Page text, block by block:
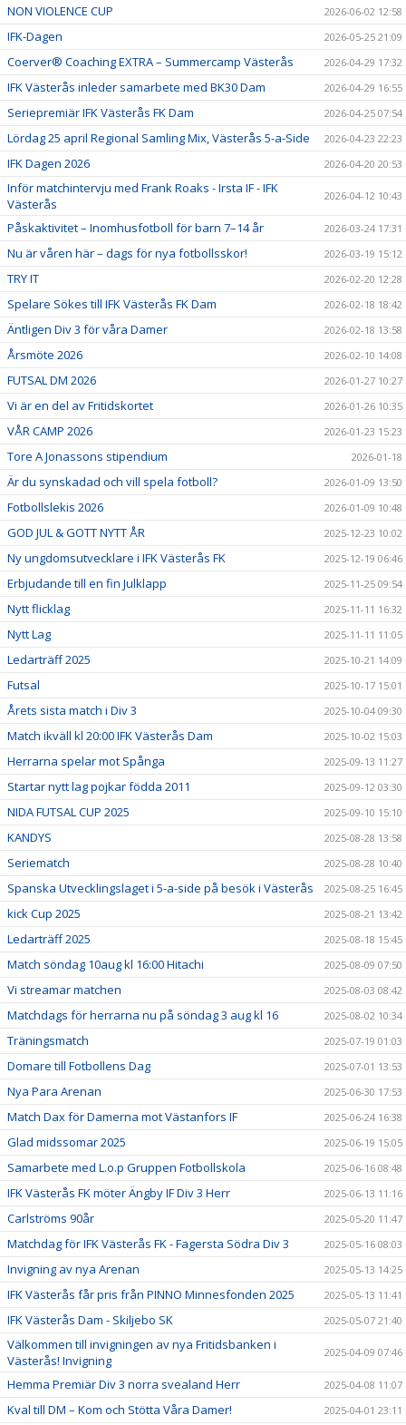
NON VIOLENCE CUP 2026-06-02 12:58
IFK-Dagen 2026-05-25 21:09
Coerver® Coaching EXTRA – Summercamp Västerås 2026-04-29 17:32
IFK Västerås inleder samarbete med BK30 Dam 2026-04-29 16:55
Seriepremiär IFK Västerås FK Dam 2026-04-25 07:54
Lördag 25 april Regional Samling Mix, Västerås 5-a-Side 2026-04-23 22:23
IFK Dagen 2026 2026-04-20 20:53
Inför matchintervju med Frank Roaks - Irsta IF - IFK
Västerås
2026-04-12 10:43
Påskaktivitet – Inomhusfotboll för barn 7–14 år 2026-03-24 17:31
Nu är våren här – dags för nya fotbollsskor! 2026-03-19 15:12
TRY IT 2026-02-20 12:28
Spelare Sökes till IFK Västerås FK Dam 2026-02-18 18:42
Äntligen Div 3 för våra Damer 2026-02-18 13:58
Årsmöte 2026 2026-02-10 14:08
FUTSAL DM 2026 2026-01-27 10:27
Vi är en del av Fritidskortet 2026-01-26 10:35
VÅR CAMP 2026 2026-01-23 15:23
Tore A Jonassons stipendium 2026-01-18
Är du synskadad och vill spela fotboll? 2026-01-09 13:50
Fotbollslekis 2026 2026-01-09 10:48
GOD JUL & GOTT NYTT ÅR 2025-12-23 10:02
Ny ungdomsutvecklare i IFK Västerås FK 2025-12-19 06:46
Erbjudande till en fin Julklapp 2025-11-25 09:54
Nytt flicklag 2025-11-11 16:32
Nytt Lag 2025-11-11 11:05
Ledarträff 2025 2025-10-21 14:09
Futsal 2025-10-17 15:01
Årets sista match i Div 3 2025-10-04 09:30
Match ikväll kl 20:00 IFK Västerås Dam 2025-10-02 15:03
Herrarna spelar mot Spånga 2025-09-13 11:27
Startar nytt lag pojkar födda 2011 2025-09-12 03:30
NIDA FUTSAL CUP 2025 2025-09-10 15:10
KANDYS 2025-08-28 13:58
Seriematch 2025-08-28 10:40
Spanska Utvecklingslaget i 5-a-side på besök i Västerås 2025-08-25 16:45
kick Cup 2025 2025-08-21 13:42
Ledarträff 2025 2025-08-18 15:45
Match söndag 10aug kl 16:00 Hitachi 2025-08-09 07:50
Vi streamar matchen 2025-08-03 08:42
Matchdags för herrarna nu på söndag 3 aug kl 16 2025-08-02 10:34
Träningsmatch 2025-07-19 01:03
Domare till Fotbollens Dag 2025-07-01 13:53
Nya Para Arenan 2025-06-30 17:53
Match Dax för Damerna mot Västanfors IF 2025-06-24 16:38
Glad midssomar 2025 2025-06-19 15:05
Samarbete med L.o.p Gruppen Fotbollskola 2025-06-16 08:48
IFK Västerås FK möter Ängby IF Div 3 Herr 2025-06-13 11:16
Carlströms 90år 2025-05-20 11:47
Matchdag för IFK Västerås FK - Fagersta Södra Div 3 2025-05-16 08:03
Invigning av nya Arenan 2025-05-13 14:25
IFK Västerås får pris från PINNO Minnesfonden 2025 2025-05-13 11:41
IFK Västerås Dam - Skiljebo SK 2025-05-07 21:40
Välkommen till invigningen av nya Fritidsbanken i
Västerås! Invigning
2025-04-09 07:46
Hemma Premiär Div 3 norra svealand Herr 2025-04-08 11:07
Kval till DM – Kom och Stötta Våra Damer! 2025-04-01 23:11